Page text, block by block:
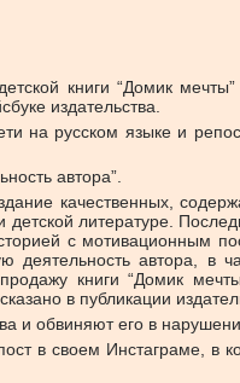
книги “Домик
издательства.
на русском языке и
автора”.
качественных,
литературе.
с
деятельность автора,
книги “Домик
в публикации
и обвиняют его в
в своем Инстаграме, в